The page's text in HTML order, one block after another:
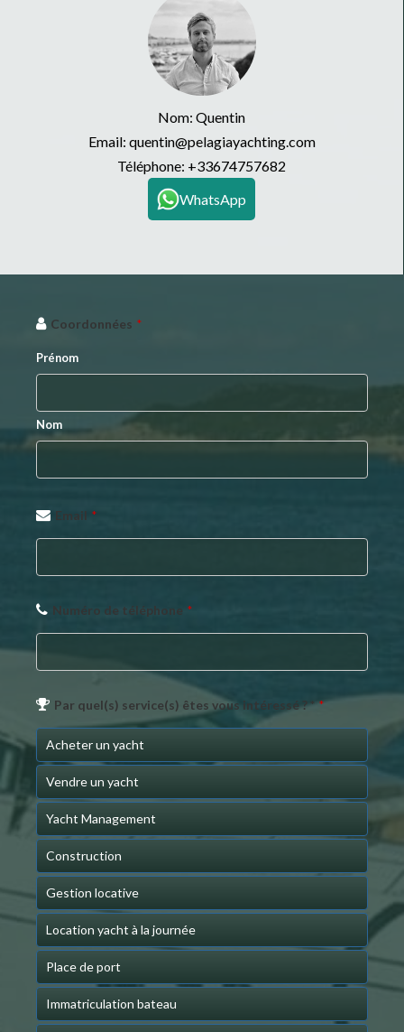
Nom: Quentin
Email: quentin@pelagiayachting.com
Téléphone: +33674757682
WhatsApp
Coordonnées *
Prénom
Nom
Email *
Numéro de téléphone *
Par quel(s) service(s) êtes vous intéressé ? * *
Acheter un yacht
Vendre un yacht
Yacht Management
Construction
Gestion locative
Location yacht à la journée
Place de port
Immatriculation bateau